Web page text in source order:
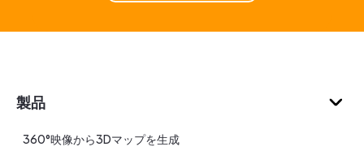
製品
360°映像から3Dマップを生成